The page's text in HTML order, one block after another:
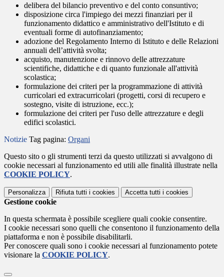
delibera del bilancio preventivo e del conto consuntivo;
disposizione circa l'impiego dei mezzi finanziari per il
funzionamento didattico e amministrativo dell'Istituto e di
eventuali forme di autofinanziamento;
adozione del Regolamento Interno di Istituto e delle Relazioni
annuali dell’attività svolta;
acquisto, manutenzione e rinnovo delle attrezzature
scientifiche, didattiche e di quanto funzionale all'attività
scolastica;
formulazione dei criteri per la programmazione di attività
curricolari ed extracurricolari (progetti, corsi di recupero e
sostegno, visite di istruzione, ecc.);
formulazione dei criteri per l'uso delle attrezzature e degli
edifici scolastici.
Notizie Tag pagina: Organi
Questo sito o gli strumenti terzi da questo utilizzati si avvalgono di
cookie necessari al funzionamento ed utili alle finalità illustrate nella
COOKIE POLICY.
Personalizza Rifiuta tutti i cookies Accetta tutti i cookies
Gestione cookie
In questa schermata è possibile scegliere quali cookie consentire.
I cookie necessari sono quelli che consentono il funzionamento della
piattaforma e non è possibile disabilitarli.
Per conoscere quali sono i cookie necessari al funzionamento potete
visionare la COOKIE POLICY.